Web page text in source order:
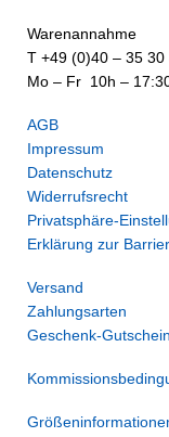
Warenannahme
T +49 (0)40 – 35 30
Mo – Fr 10h –
AGB
Impressum
Datenschutz
Widerrufsrecht
Privatsphäre-
Erklärung zur
Versand
Zahlungsarten
Geschenk-